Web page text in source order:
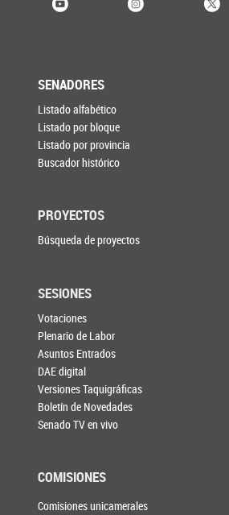
SENADORES
Listado alfabético
Listado por bloque
Listado por provincia
Buscador histórico
PROYECTOS
Búsqueda de proyectos
SESIONES
Votaciones
Plenario de Labor
Asuntos Entrados
DAE digital
Versiones Taquigráficas
Boletín de Novedades
Senado TV en vivo
COMISIONES
Comisiones unicamerales